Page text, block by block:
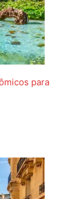
para